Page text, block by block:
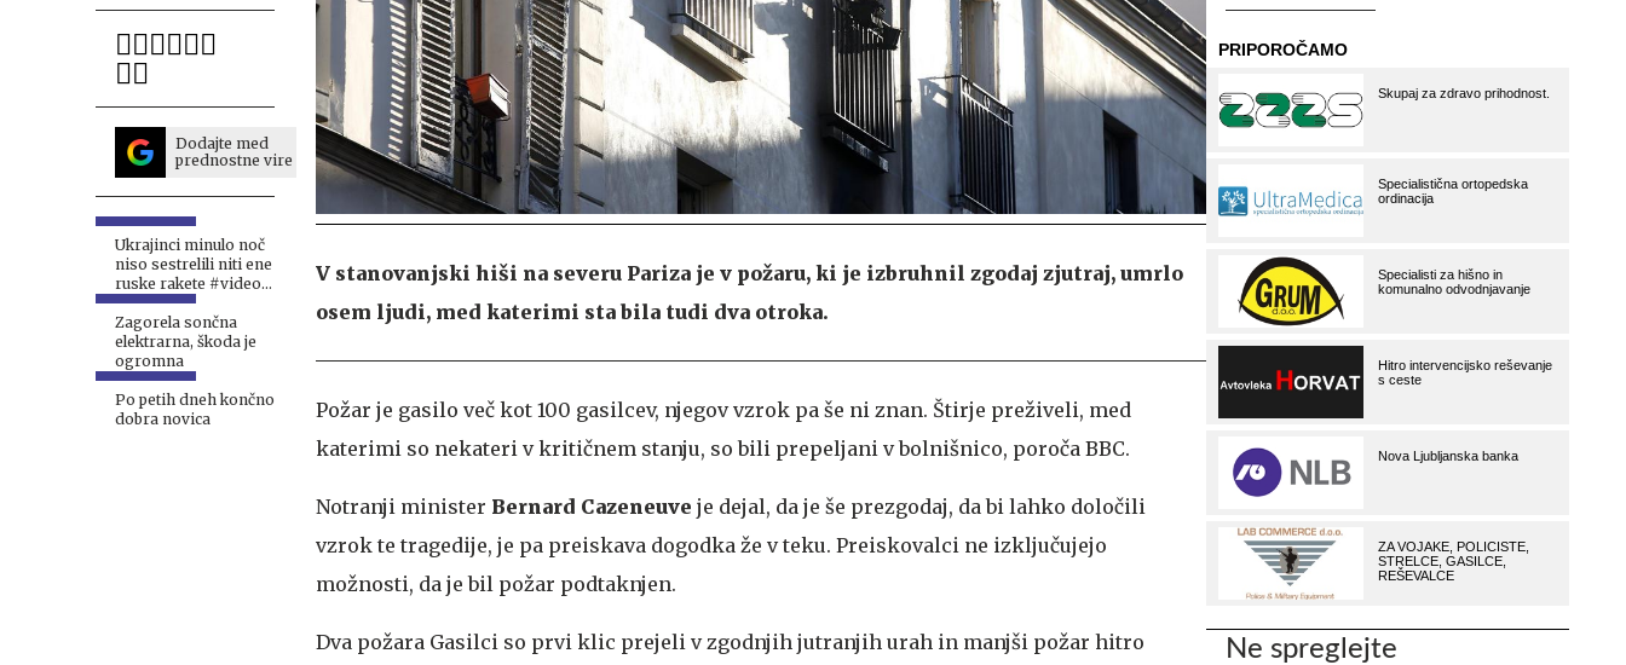
Dodajte med
prednostne vire
Ukrajinci minulo noč
niso sestrelili niti ene
ruske rakete #video
#vŽivo
Zagorela sončna
elektrarna, škoda je
ogromna
Po petih dneh končno
dobra novica
V stanovanjski hiši na severu Pariza je v požaru, ki je izbruhnil zgodaj zjutraj, umrlo
osem ljudi, med katerimi sta bila tudi dva otroka.
Požar je gasilo več kot 100 gasilcev, njegov vzrok pa še ni znan. Štirje preživeli, med
katerimi so nekateri v kritičnem stanju, so bili prepeljani v bolnišnico, poroča BBC.
Notranji minister Bernard Cazeneuve je dejal, da je še prezgodaj, da bi lahko določili
vzrok te tragedije, je pa preiskava dogodka že v teku. Preiskovalci ne izključujejo
možnosti, da je bil požar podtaknjen.
Dva požara Gasilci so prvi klic prejeli v zgodnjih jutranjih urah in manjši požar hitro
Ne spreglejte